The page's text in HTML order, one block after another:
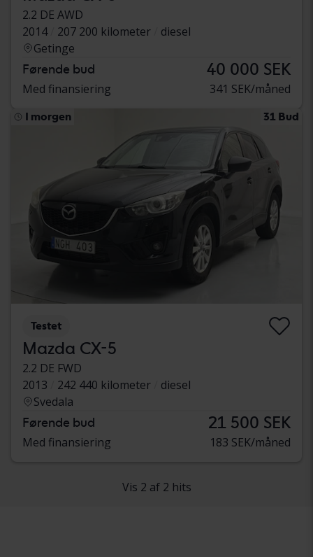
2.2 DE AWD
2014
207 200 kilometer
diesel
Getinge
Førende bud 40 000 SEK
Med finansiering 341 SEK/måned
I morgen 31 Bud
Testet
Mazda CX-5
2.2 DE FWD
2013
242 440 kilometer
diesel
Svedala
Førende bud 21 500 SEK
Med finansiering 183 SEK/måned
Vis 2 af 2 hits